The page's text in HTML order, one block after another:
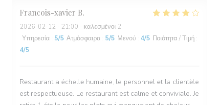
Francois-xavier B
2026-02-12 - 21:00 - καλεσμένοι 2
Υπηρεσία : 5/5 Ατμόσφαιρα : 5/5 Μενού : 4/5 Ποιότητα / Τιμή :
4/5
Restaurant a échelle humaine, le personnel et la clientèle
est respectueuse. Le restaurant est calme et conviviale. Je